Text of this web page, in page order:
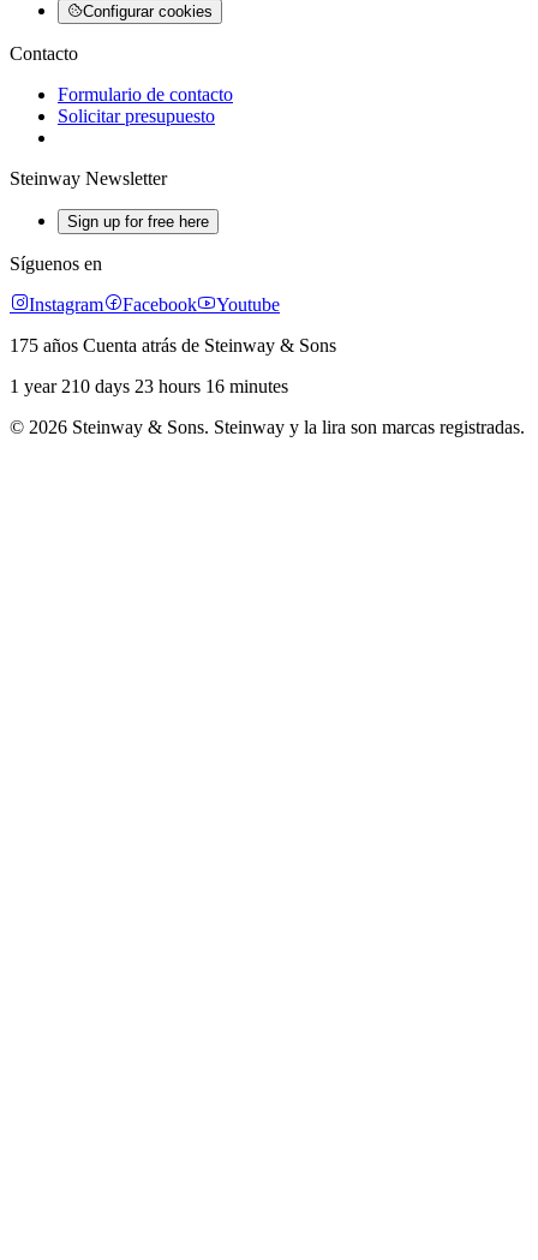
Configurar cookies
Contacto
Formulario de contacto
Solicitar presupuesto
Steinway Newsletter
Sign up for free here
Síguenos en
Instagram
Facebook
Youtube
175 años Cuenta atrás de Steinway & Sons
1 year 210 days 23 hours 16 minutes
© 2026 Steinway & Sons. Steinway y la lira son marcas registradas.